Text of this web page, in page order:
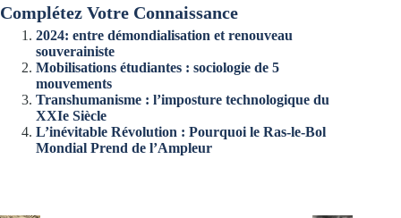
Complétez Votre Connaissance
2024: entre démondialisation et renouveau
souverainiste
Mobilisations étudiantes : sociologie de 5
mouvements
Transhumanisme : l’imposture technologique du
XXIe Siècle
L’inévitable Révolution : Pourquoi le Ras-le-Bol
Mondial Prend de l’Ampleur